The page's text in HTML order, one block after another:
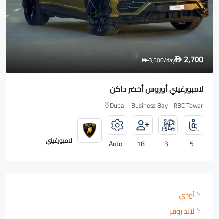
D1,600
D2,000/day
رولز رويس Wraith
Dubai - Business Bay - RBC Tower
18
Auto رولزرويس
أودي
لاند روفر